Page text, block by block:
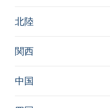
北陸
関西
中国